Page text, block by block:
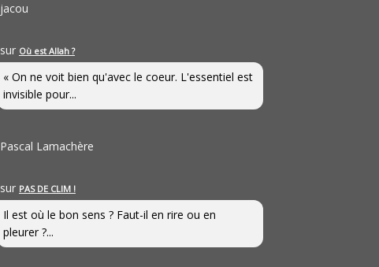
jacou
sur Où est Allah ?
« On ne voit bien qu'avec le coeur. L'essentiel est
invisible pour...
Pascal Lamachère
sur PAS DE CLIM !
Il est où le bon sens ? Faut-il en rire ou en
pleurer ?...